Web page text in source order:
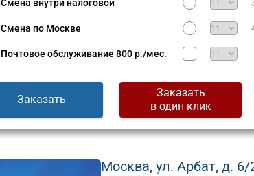
Смена внутри налоговой
Смена по Москве
Почтовое обслуживание 800 р./мес.
Заказать
Заказать
в один клик
Москва, ул. Арбат, д. 6/